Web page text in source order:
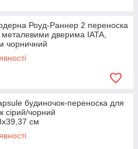
Роуд-Раннер 2 переноска
металевими дверима IATA,
чорничний
будиночок-переноска для
сірий/чорний
см